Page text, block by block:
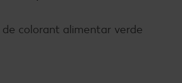
colorant alimentar verde